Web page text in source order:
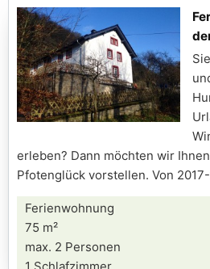
erleben? Dann möchten wir
Pfotenglück vorstellen. Von
Ferienwohnung
75 m²
max. 2 Personen